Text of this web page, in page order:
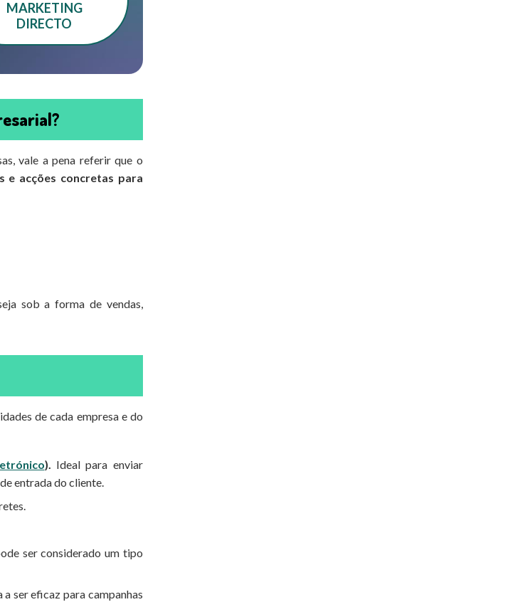
MARKETING
DIRECTO
vale a pena referir que o
e acções concretas para
sob a forma de vendas,
de cada empresa e do
).
Ideal para enviar
entrada do cliente.
ser considerado um tipo
ser eficaz para campanhas